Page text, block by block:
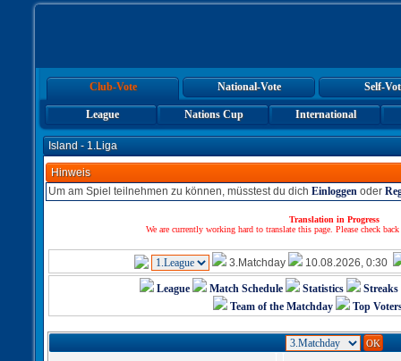
Club-Vote National-Vote Self-
League Nations Cup International
Island - 1.Liga
Hinweis
Um am Spiel teilnehmen zu können, müsstest du dich Einloggen oder
Translation in Progress
We are currently working hard to translate this page. Please check
3.Matchday 10.08.2026, 0:30
League Match Schedule Statistics
Streaks
Team of the Matchday
Top